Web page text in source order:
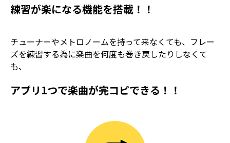
練習が楽になる機能を搭載！！
チューナーやメトロノームを持って来なくても、フレー
ズを練習する為に楽曲を何度も巻き戻したりしなくて
も、
アプリ1つで楽曲が完コピできる！！